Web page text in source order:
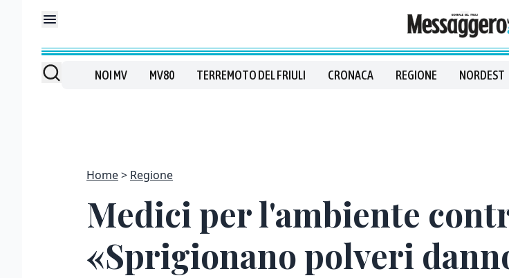
NOI MV MV80 TERREMOTO DEL FRIULI CRONACA REGIONE NORDEST
Home Regione
Medici per l'ambiente
«Sprigionano polveri